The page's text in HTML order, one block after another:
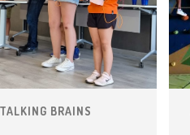
TALKING BRAINS